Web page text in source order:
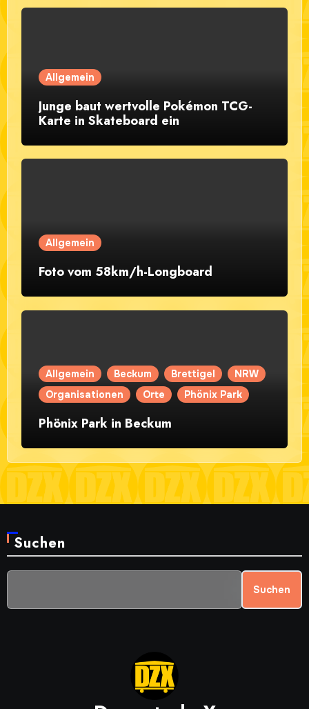
Allgemein
Junge baut wertvolle Pokémon TCG-
Karte in Skateboard ein
Allgemein
Foto vom 58km/h-Longboard
Allgemein Beckum Brettigel
NRW
Organisationen
Orte Phönix Park
Phönix Park in Beckum
Suchen
Suchen